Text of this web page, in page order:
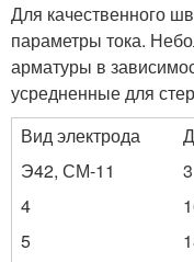
Для качественного
параметры тока.
арматуры в
усредненные для
Вид электрода
Э42, СМ-11
3
4
5